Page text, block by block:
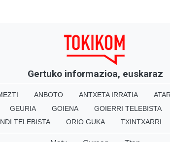
Gertuko informazioa, euskaraz
ANBOTO ANTXETA IRRATIA
GEURIA GOIENA GOIERRI TELEBISTA
TELEBISTA ORIO GUKA TXINTXARRI